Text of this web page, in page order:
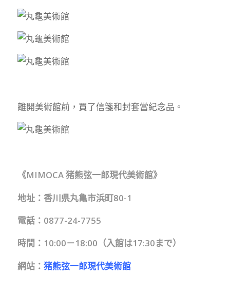
離開美術館前，買了信箋和封套當紀念品。
《MIMOCA 猪熊弦一郎現代美術館》
地址：香川県丸亀市浜町80-1
電話：0877-24-7755
時間：10:00－18:00（入館は17:30まで）
網站： 猪熊弦一郎現代美術館